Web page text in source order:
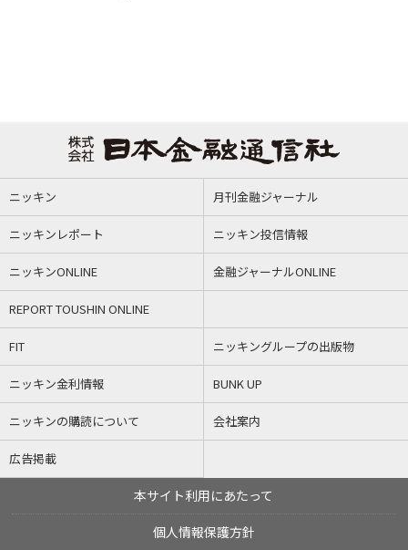
ニッキン 月刊金融ジャーナル
ニッキンレポート ニッキン投信情報
ニッキンONLINE 金融ジャーナルONLINE
REPORT TOUSHIN ONLINE
FIT ニッキングループの出版物
ニッキン金利情報 BUNK UP
ニッキンの購読について 会社案内
広告掲載
本サイト利用にあたって
個人情報保護方針